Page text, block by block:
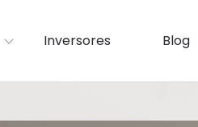
Inversores Blog